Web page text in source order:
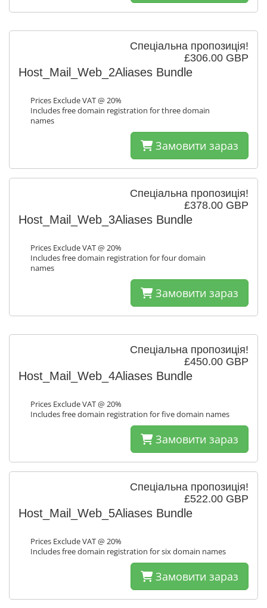
Спеціальна пропозиція!
£306.00 GBP
Host_Mail_Web_2Aliases Bundle
Prices Exclude VAT @ 20%
Includes free domain registration for three domain
names
Замовити зараз
Спеціальна пропозиція!
£378.00 GBP
Host_Mail_Web_3Aliases Bundle
Prices Exclude VAT @ 20%
Includes free domain registration for four domain
names
Замовити зараз
Спеціальна пропозиція!
£450.00 GBP
Host_Mail_Web_4Aliases Bundle
Prices Exclude VAT @ 20%
Includes free domain registration for five domain names
Замовити зараз
Спеціальна пропозиція!
£522.00 GBP
Host_Mail_Web_5Aliases Bundle
Prices Exclude VAT @ 20%
Includes free domain registration for six domain names
Замовити зараз